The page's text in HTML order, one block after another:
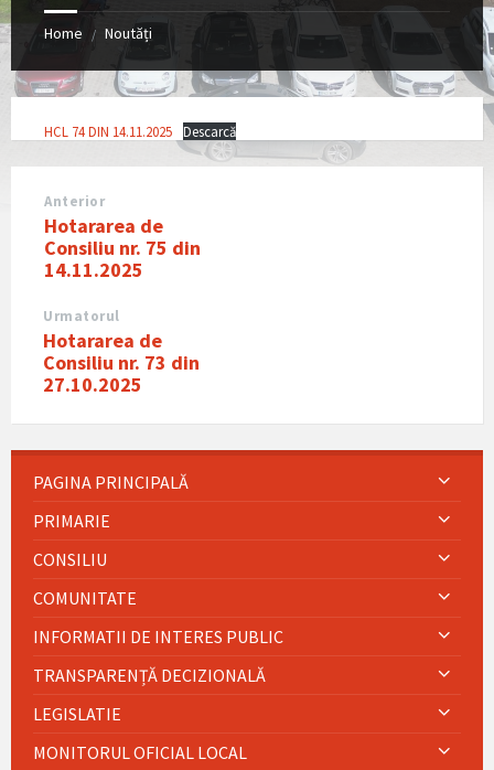
Home / Noutăți
HCL 74 DIN 14.11.2025 Descarcă
Anterior
Hotararea de
Consiliu nr. 75 din
14.11.2025
Urmatorul
Hotararea de
Consiliu nr. 73 din
27.10.2025
PAGINA PRINCIPALĂ
PRIMARIE
CONSILIU
COMUNITATE
INFORMATII DE INTERES PUBLIC
TRANSPARENȚĂ DECIZIONALĂ
LEGISLATIE
MONITORUL OFICIAL LOCAL